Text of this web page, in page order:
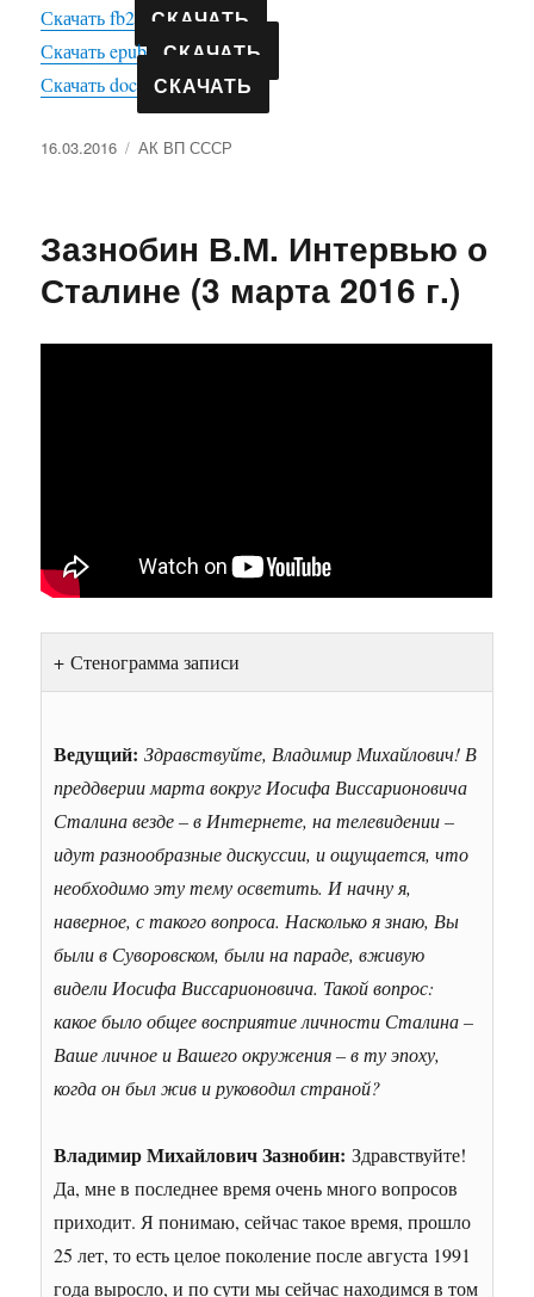
Скачать fb2 СКАЧАТЬ
Скачать epub СКАЧАТЬ
Скачать doc СКАЧАТЬ
Опубликовано
16.03.2016 Рубрики
АК ВП СССР
Зазнобин В.М. Интервью о
Сталине (3 марта 2016 г.)
Стенограмма записи
Ведущий:Здравствуйте, Владимир Михайлович! В
преддверии марта вокруг Иосифа Виссарионовича
Сталина везде – в Интернете, на телевидении –
идут разнообразные дискуссии, и ощущается, что
необходимо эту тему осветить. И начну я,
наверное, с такого вопроса. Насколько я знаю, Вы
были в Суворовском, были на параде, вживую
видели Иосифа Виссарионовича. Такой вопрос:
какое было общее восприятие личности Сталина –
Ваше личное и Вашего окружения – в ту эпоху,
когда он был жив и руководил страной?
Владимир Михайлович Зазнобин:Здравствуйте!
Да, мне в последнее время очень много вопросов
приходит. Я понимаю, сейчас такое время, прошло
25 лет, то есть целое поколение после августа 1991
года выросло, и по сути мы сейчас находимся в том